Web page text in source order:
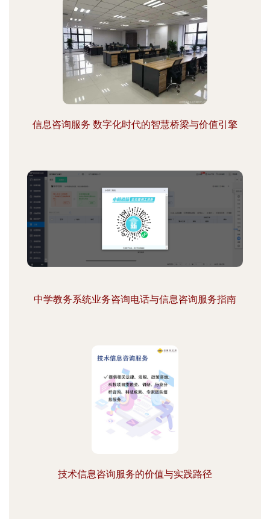
信息咨询服务 数字化时代的智慧桥梁与价值引擎
中学教务系统业务咨询电话与信息咨询服务指南
技术信息咨询服务的价值与实践路径